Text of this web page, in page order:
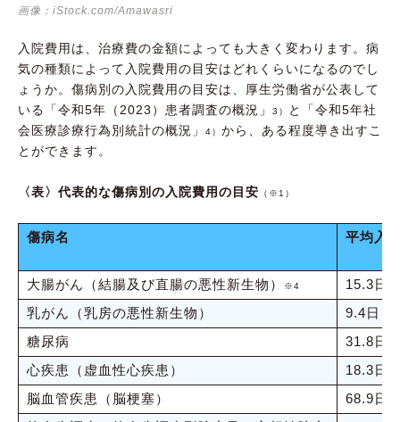
画像：iStock.com/Amawasri
入院費用は、治療費の金額によっても大きく変わります。病
気の種類によって入院費用の目安はどれくらいになるのでし
ょうか。傷病別の入院費用の目安は、厚生労働省が公表して
いる「令和5年（2023）患者調査の概況」
3）
と「令和5年社
会医療診療行為別統計の概況」
4） から、ある程度導き出すこ
とができます。
〈表〉代表的な傷病別の入院費用の目安 （※1）
傷病名 平均入
大腸がん（結腸及び直腸の悪性新生物） ※4
15.3日
乳がん（乳房の悪性新生物）
9.4日
糖尿病
31.8日
心疾患（虚血性心疾患）
18.3日
脳血管疾患（脳梗塞）
68.9日